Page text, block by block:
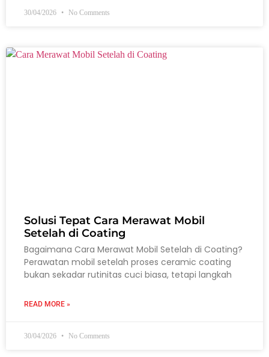
30/04/2026 No Comments
Solusi Tepat Cara Merawat Mobil
Setelah di Coating
Bagaimana Cara Merawat Mobil Setelah di Coating?
Perawatan mobil setelah proses ceramic coating
bukan sekadar rutinitas cuci biasa, tetapi langkah
READ MORE »
30/04/2026 No Comments